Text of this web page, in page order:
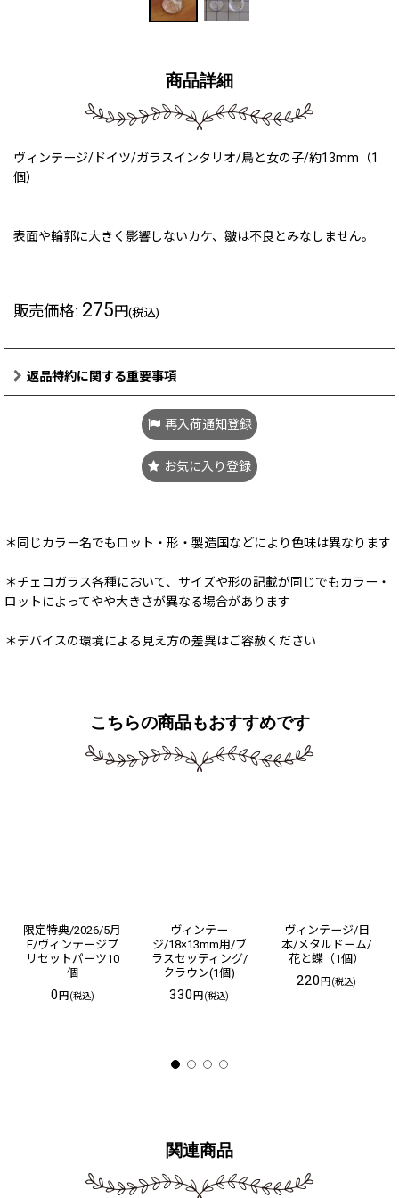
商品詳細
ヴィンテージ/ドイツ/ガラスインタリオ/鳥と女の子/約13mm（1
個）
表面や輪郭に大きく影響しないカケ、皺は不良とみなしません。
販売価格: 275円(税込)
返品特約に関する重要事項
再入荷通知登録
お気に入り登録
＊同じカラー名でもロット・形・製造国などにより色味は異なります
＊チェコガラス各種において、サイズや形の記載が同じでもカラー・
ロットによってやや大きさが異なる場合があります
＊デバイスの環境による見え方の差異はご容赦ください
こちらの商品もおすすめです
限定特典/2026/5月
E/ヴィンテージプ
リセットパーツ10
個
0円(税込)
ヴィンテー
ジ/18×13mm用/ブ
ラスセッティング/
クラウン(1個)
330円(税込)
ヴィンテージ/日
本/メタルドーム/
花と蝶（1個）
220円(税込)
関連商品